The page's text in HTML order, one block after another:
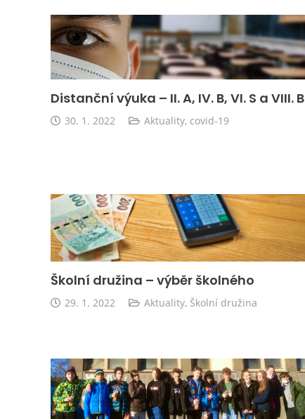
Distanční výuka – II. A, IV. B, VI. S a VIII. B
30. 1. 2022 Aktuality, covid-19
Školní družina – výběr školného
29. 1. 2022 Aktuality, Školní družina